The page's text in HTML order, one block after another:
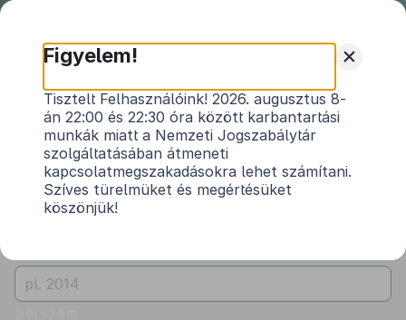
Önkormányzati
rendeletek
Önkormányzati rendeletek
Vármegye
Borsod-Abaúj-Zemplén
Kibocsátó
Tard Község Önkormányzata
+
Figyelem!
Tisztelt Felhasználóink! 2026. augusztus 8-
án 22:00 és 22:30 óra között karbantartási
munkák miatt a Nemzeti Jogszabálytár
szolgáltatásában átmeneti
kapcsolatmegszakadásokra lehet számítani.
Szíves türelmüket és megértésüket
köszönjük!